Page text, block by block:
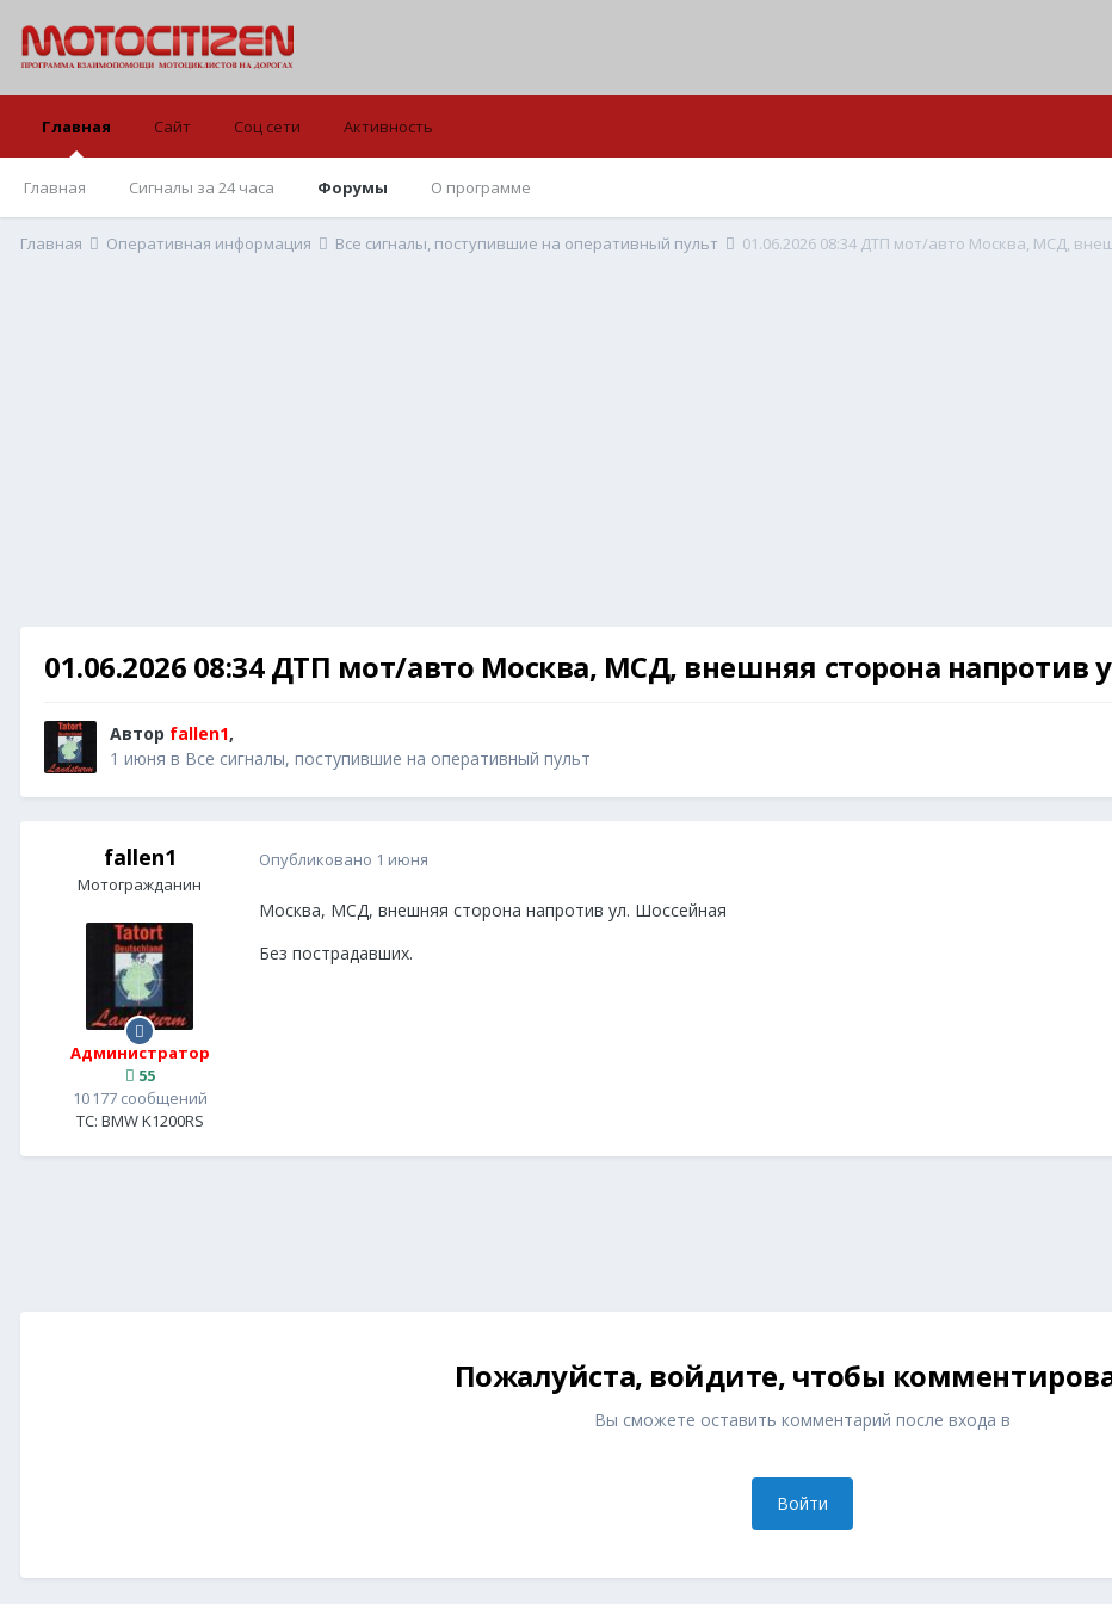
Главная
Главная Сигналы за 24 часа Форумы О программе
Сайт Соц сети Активность
Главная Оперативная информация Все сигналы, поступившие на оперативный пульт
01.06.2026 08:34 ДТП мот/авто Москва, МСД, внешняя сторона напротив
Автор fallen1,
1 июня в Все сигналы, поступившие на оперативный пульт
fallen1
Мотогражданин
Администратор
55
10 177 сообщений
ТС: BMW K1200RS
Опубликовано 1 июня
Москва, МСД, внешняя сторона напротив ул. Шоссейная
Без пострадавших.
Пожалуйста, войдите, чтобы
Вы сможете оставить комментарий после входа в
Войти